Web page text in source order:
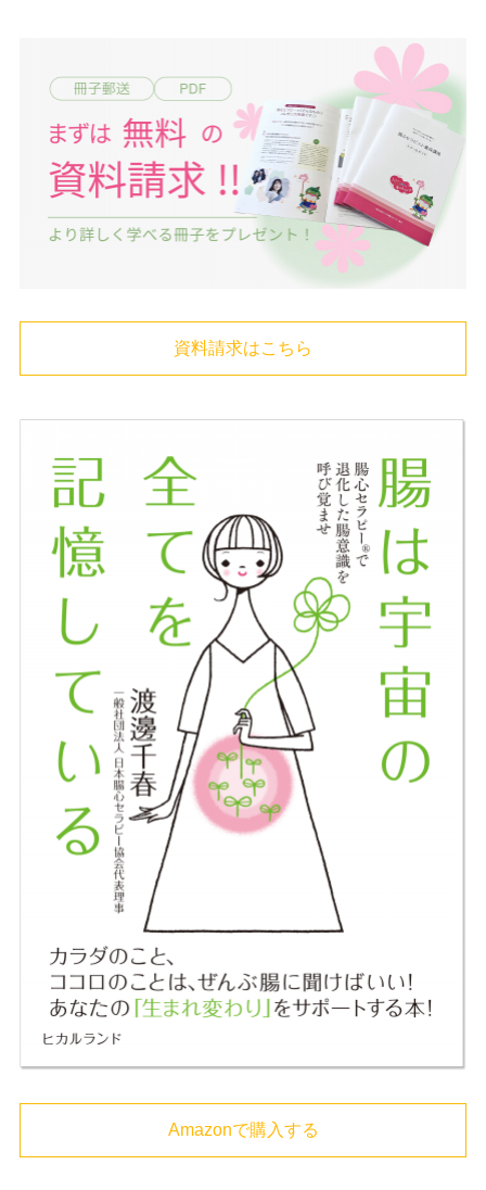
資料請求はこちら
Amazonで購入する